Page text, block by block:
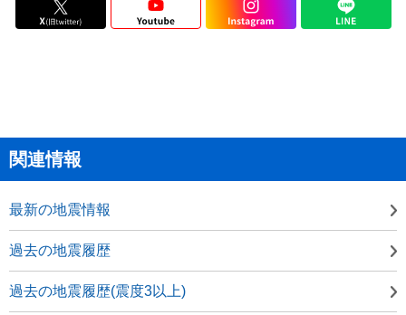
関連情報
最新の地震情報
過去の地震履歴
過去の地震履歴(震度3以上)